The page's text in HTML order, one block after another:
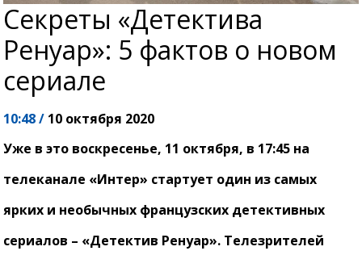
Секреты «Детектива
Ренуар»: 5 фактов о новом
сериале
10:48 / 10 октября 2020
Уже в это воскресенье, 11 октября, в 17:45 на
телеканале «Интер» стартует один из самых
ярких и необычных французских детективных
сериалов – «Детектив Ренуар». Телезрителей